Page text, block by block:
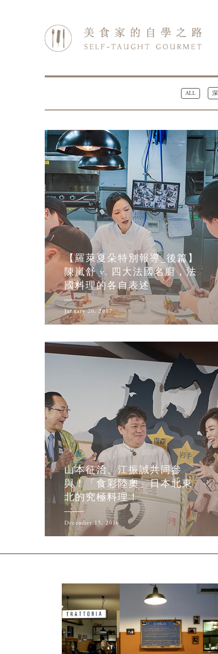
ALL
【羅萊夏朵特別報導_後篇】
陳嵐舒 v. 四大法國名廚，法
國料理的各自表述
January 20, 2017
山本征治、江振誠共同參
與！「食彩陸奧」日本北東
北的究極料理！
December 15, 2016
閱讀更多